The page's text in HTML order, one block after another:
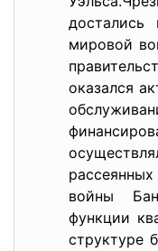
мировой
оказался
войны
функции
структуре